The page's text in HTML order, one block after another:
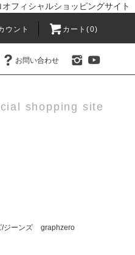
フィシャルショッピングサイト
ウント カート(0)
お問い合わせ
shopping site
/ジーンズ
graphzero